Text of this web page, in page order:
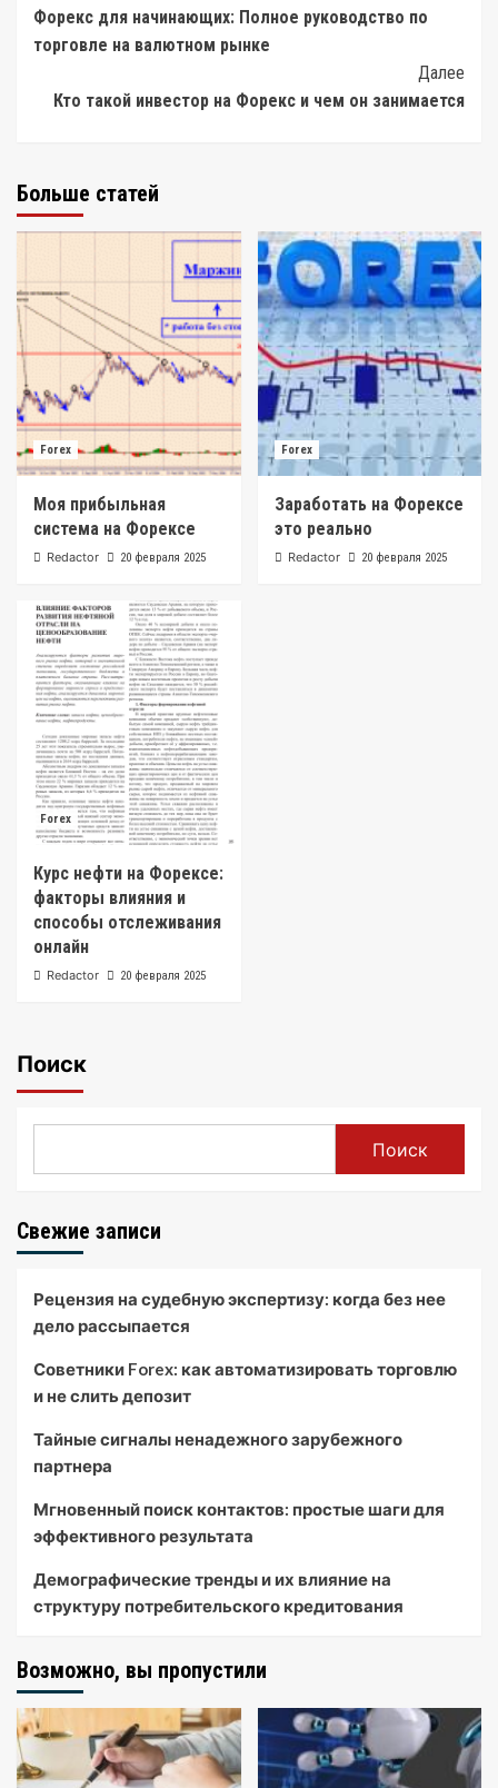
Navigation
Форекс для начинающих: Полное руководство по
торговле на валютном рынке
Далее
Кто такой инвестор на Форекс и чем он занимается
Больше статей
Forex
Моя прибыльная
система на Форексе
Redactor 20 февраля 2025
Forex
Заработать на Форексе
это реально
Redactor 20 февраля 2025
Forex
Курс нефти на Форексе:
факторы влияния и
способы отслеживания
онлайн
Redactor 20 февраля 2025
Поиск
Поиск
Свежие записи
Рецензия на судебную экспертизу: когда без нее
дело рассыпается
Советники Forex: как автоматизировать торговлю
и не слить депозит
Тайные сигналы ненадежного зарубежного
партнера
Мгновенный поиск контактов: простые шаги для
эффективного результата
Демографические тренды и их влияние на
структуру потребительского кредитования
Возможно, вы пропустили